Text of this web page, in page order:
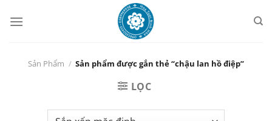
đến
Sản Phẩm / Sản phẩm được gắn thẻ “chậu lan hồ điệp”
LỌC